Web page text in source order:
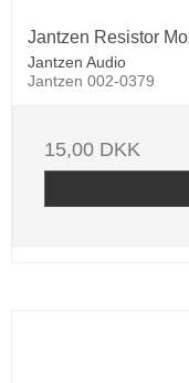
Jantzen Resistor
Jantzen Audio
Jantzen 002-0379
15,00 DKK